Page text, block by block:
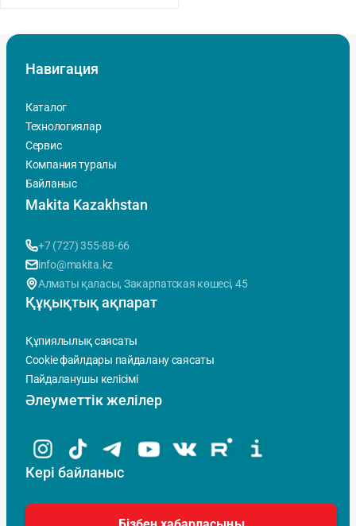
Навигация
Каталог
Технологиялар
Сервис
Компания туралы
Байланыс
Makita Kazakhstan
+7 (727) 355-88-66
info@makita.kz
Алматы қаласы, Закарпатская көшесi, 45
Құқықтық ақпарат
Құпиялылық саясаты
Cookie файлдары пайдалану саясаты
Пайдаланушы келісімі
Әлеуметтік желілер
Кері байланыс